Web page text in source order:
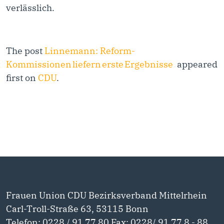
verlässlich.
The post Linnemann: Reform-
Kommissionen liefern erste Ergebnisse appeared
first on CDU.
Frauen Union CDU Bezirksverband Mittelrhein
Carl-Troll-Straße 63, 53115 Bonn